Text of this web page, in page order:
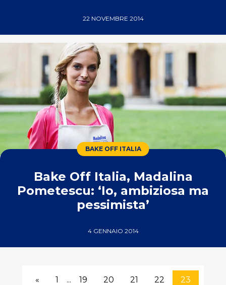
22 NOVEMBRE 2014
BAKE OFF ITALIA
Bake Off Italia, Madalina
Pometescu: ‘Io, ambiziosa ma
pessimista’
4 GENNAIO 2014
« 1 ... 19 20 21 22 23